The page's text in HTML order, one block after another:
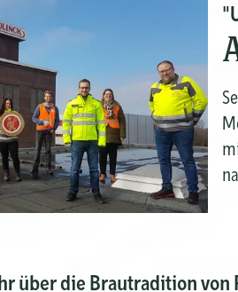
über die Brautradition